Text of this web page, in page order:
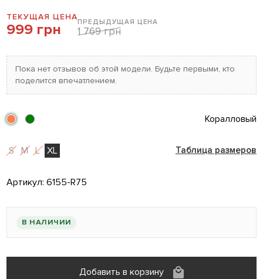
ТЕКУЩАЯ ЦЕНА
999 грн ПРЕДЫДУЩАЯ ЦЕНА
1 769 грн
Пока нет отзывов об этой модели. Будьте первыми, кто
поделится впечатлением.
Коралловый
S M L XL Таблица размеров
Артикул:6155-R75
В НАЛИЧИИ
Добавить в корзину